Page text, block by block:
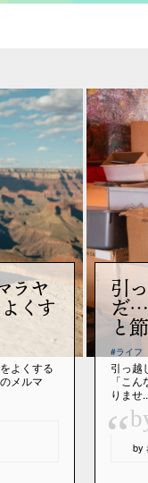
ラヤ
くす
よくする
メルマ
引
だ…
と
#ライフ
引っ越
「こ
りませ
“ by